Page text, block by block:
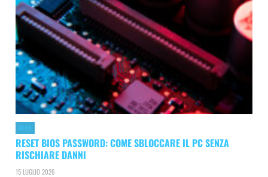
GEEK
RESET BIOS PASSWORD: COME SBLOCCARE IL PC SENZA
RISCHIARE DANNI
15 LUGLIO 2026